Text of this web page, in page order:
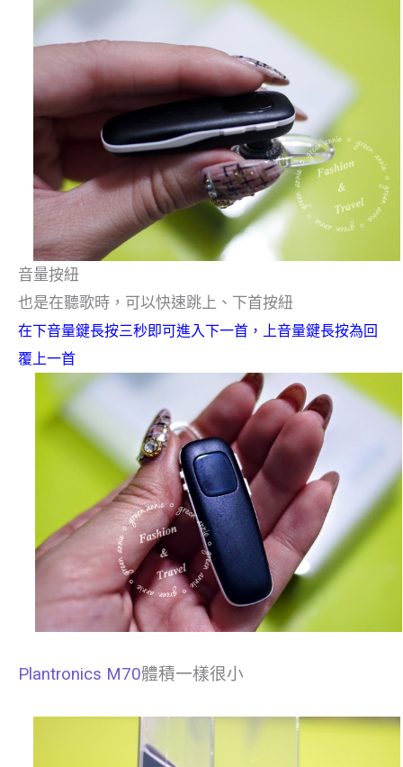
音量按紐
也是在聽歌時，可以快速跳上、下首按紐
在下音量鍵長按三秒即可進入下一首，上音量鍵長按為回
覆上一首
Plantronics M70體積一樣很小